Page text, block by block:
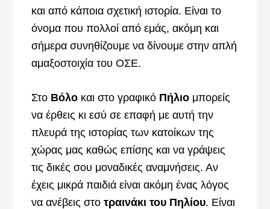
και από κάποια σχετική ιστορία. Είναι το
όνομα που πολλοί από εμάς, ακόμη και
σήμερα συνηθίζουμε να δίνουμε στην απλή
αμαξοστοιχία του ΟΣΕ.
Στο Βόλο και στο γραφικό Πήλιο μπορείς
να έρθεις κι εσύ σε επαφή με αυτή την
πλευρά της ιστορίας των κατοίκων της
χώρας μας καθώς επίσης και να γράψεις
τις δικές σου μοναδικές αναμνήσεις. Αν
έχεις μικρά παιδιά είναι ακόμη ένας λόγος
να ανέβεις στοτραινάκι του Πηλίου. Είναι